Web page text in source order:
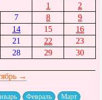
1
2
7 8
9
14 15
16
21 22
23
28 29
30
→
Февраль Март